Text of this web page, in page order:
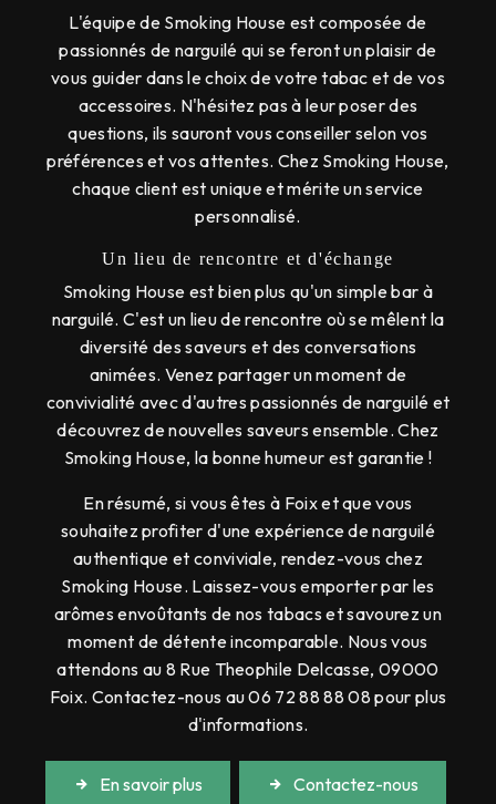
L'équipe de Smoking House est composée de
passionnés de narguilé qui se feront un plaisir de
vous guider dans le choix de votre tabac et de vos
accessoires. N'hésitez pas à leur poser des
questions, ils sauront vous conseiller selon vos
préférences et vos attentes. Chez Smoking House,
chaque client est unique et mérite un service
personnalisé.
Un lieu de rencontre et d'échange
Smoking House est bien plus qu'un simple bar à
narguilé. C'est un lieu de rencontre où se mêlent la
diversité des saveurs et des conversations
animées. Venez partager un moment de
convivialité avec d'autres passionnés de narguilé et
découvrez de nouvelles saveurs ensemble. Chez
Smoking House, la bonne humeur est garantie !
En résumé, si vous êtes à Foix et que vous
souhaitez profiter d'une expérience de narguilé
authentique et conviviale, rendez-vous chez
Smoking House. Laissez-vous emporter par les
arômes envoûtants de nos tabacs et savourez un
moment de détente incomparable. Nous vous
attendons au 8 Rue Theophile Delcasse, 09000
Foix. Contactez-nous au 06 72 88 88 08 pour plus
d'informations.
En savoir plus Contactez-nous